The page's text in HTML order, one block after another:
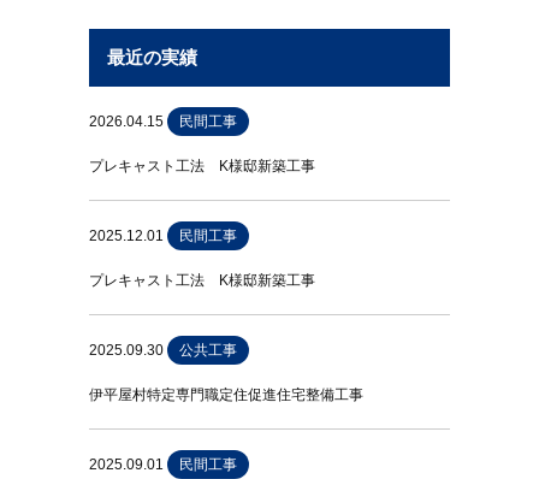
最近の実績
2026.04.15 民間工事
プレキャスト工法 K様邸新築工事
2025.12.01 民間工事
プレキャスト工法 K様邸新築工事
2025.09.30 公共工事
伊平屋村特定専門職定住促進住宅整備工事
2025.09.01 民間工事